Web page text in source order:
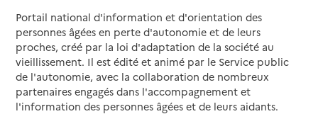
Portail national d'information et d'orientation des
personnes âgées en perte d'autonomie et de leurs
proches, créé par la loi d'adaptation de la société au
vieillissement. Il est édité et animé par le Service public
de l'autonomie, avec la collaboration de nombreux
partenaires engagés dans l'accompagnement et
l'information des personnes âgées et de leurs aidants.